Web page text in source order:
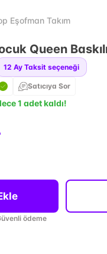
Eşofman Takım
Queen
12 Ay Taksit seçeneği
Satıcıya Sor
1 adet kaldı!
ödeme